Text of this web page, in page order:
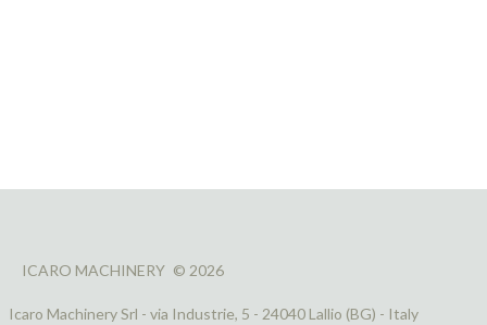
ICARO MACHINERY © 2026
Icaro Machinery Srl - via Industrie, 5 - 24040 Lallio (BG) - Italy